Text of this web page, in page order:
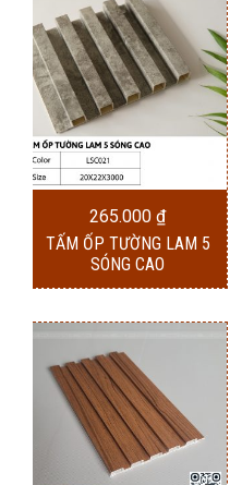
265.000 ₫
TẤM ỐP TƯỜNG LAM 5
SÓNG CAO